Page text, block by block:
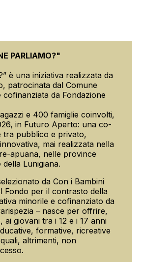
PARLIAMO?"
è una iniziativa realizzata da
patrocinata dal Comune
cofinanziata da Fondazione
e 400 famiglie coinvolti,
in Futuro Aperto: una co-
tra pubblico e privato,
mai realizzata nella
apuana, nelle province
della Lunigiana.
da Con i Bambini
Fondo per il contrasto della
minorile e cofinanziato da
– nasce per offrire,
ai giovani tra i 12 e i 17 anni
formative, ricreative
altrimenti, non